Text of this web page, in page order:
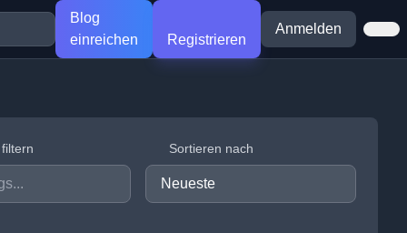
Blog
einreichen
Registrieren
Anmelden
Sortieren nach